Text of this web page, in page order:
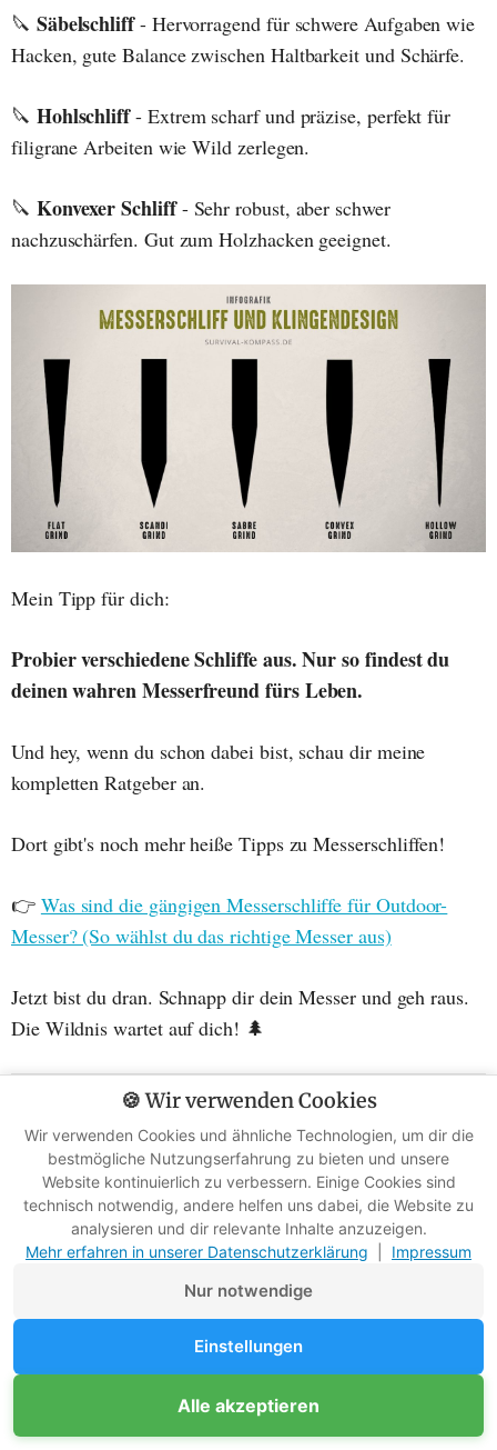
🔪 Säbelschliff- Hervorragend für schwere Aufgaben wie
Hacken, gute Balance zwischen Haltbarkeit und Schärfe.
🔪 Hohlschliff- Extrem scharf und präzise, perfekt für
filigrane Arbeiten wie Wild zerlegen.
🔪 Konvexer Schliff- Sehr robust, aber schwer
nachzuschärfen. Gut zum Holzhacken geeignet.
Mein Tipp für dich:
Probier verschiedene Schliffe aus. Nur so findest du
deinen wahren Messerfreund fürs Leben.
Und hey, wenn du schon dabei bist, schau dir meine
kompletten Ratgeber an.
Dort gibt's noch mehr heiße Tipps zu Messerschliffen!
👉 Was sind die gängigen Messerschliffe für Outdoor-
Messer? (So wählst du das richtige Messer aus)
Jetzt bist du dran. Schnapp dir dein Messer und geh raus.
Die Wildnis wartet auf dich! 🌲
Bild:
Die Glut knistert, der Teig duftet - einfach und
ursprünglich ist dieses Pfannenbrot am Lagerfeuer.
Unterstütze Survival-Kompass
🍪 Wir verwenden Cookies
Wir verwenden Cookies und ähnliche Technologien, um dir die
bestmögliche Nutzungserfahrung zu bieten und unsere
Website kontinuierlich zu verbessern. Einige Cookies sind
technisch notwendig, andere helfen uns dabei, die Website zu
analysieren und dir relevante Inhalte anzuzeigen.
Mehr erfahren in unserer Datenschutzerklärung
Impressum
Nur notwendige
Einstellungen
Alle akzeptieren